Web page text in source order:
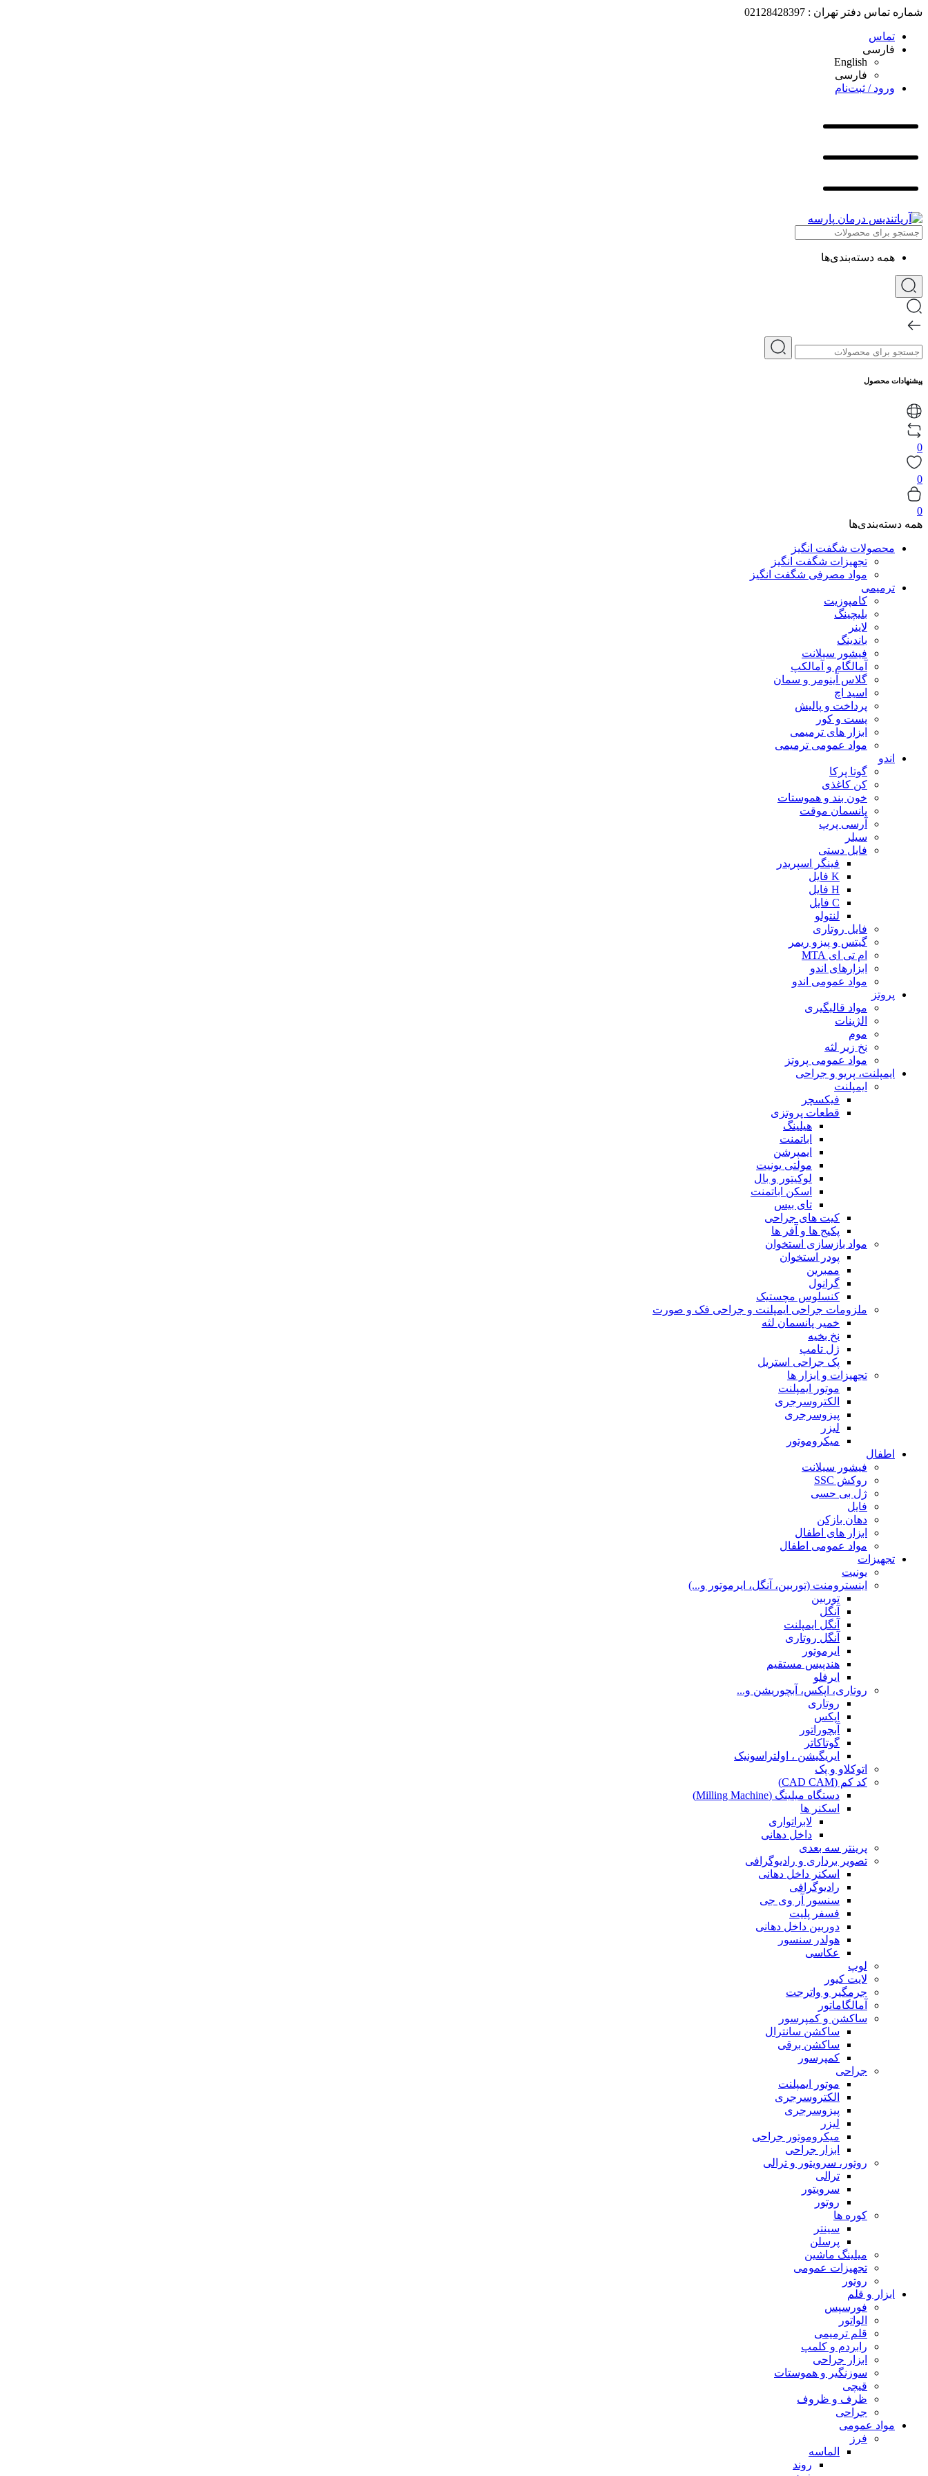
شماره تماس دفتر تهران : 02128428397
تماس
فارسی
English
فارسی
ورود / ثبت‌نام
همه دسته‌بندی‌ها
پیشنهادات محصول
0
0
0
همه دسته‌بندی‌ها
محصولات شگفت انگیز
تجهیزات شگفت انگیز
مواد مصرفی شگفت انگیز
ترمیمی
کامپوزیت
بلیچینگ
لاینر
باندینگ
فیشور سیلانت
آمالگام و آمالکپ
گلاس آینومر و سمان
اسید اچ
پرداخت و پالیش
پست و کور
ابزار های ترمیمی
مواد عمومی ترمیمی
اندو
گوتا پرکا
کن کاغذی
خون بند و هموستات
پانسمان موقت
آرسی پرپ
سیلر
فایل دستی
فینگر اسپریدر
K فایل
H فایل
C فایل
لنتولو
فایل روتاری
گیتس و پیزو ریمر
ام تی ای MTA
ابزارهای اندو
مواد عمومی اندو
پروتز
مواد قالبگیری
الژینات
موم
نخ زیر لثه
مواد عمومی پروتز
ایمپلنت، پریو و جراحی
ایمپلنت
فیکسچر
قطعات پروتزی
هیلینگ
اباتمنت
ایمپرشن
مولتی یونیت
لوکیتور و بال
اسکن اباتمنت
تای بیس
کیت های جراحی
پکیج ها و آفر ها
مواد بازسازی استخوان
پودر استخوان
ممبرین
گرانول
کنسلوس مچستیک
ملزومات جراحی ایمپلنت و جراحی فک و صورت
خمیر پانسمان لثه
نخ بخیه
ژل تامپ
پک جراحی استریل
تجهیزات و ابزار ها
موتور ایمپلنت
الکتروسرجری
پیزوسرجری
لیزر
میکروموتور
اطفال
فیشور سیلانت
روکش SSC
ژل بی حسی
فایل
دهان بازکن
ابزار های اطفال
مواد عمومی اطفال
تجهیزات
یونیت
اینسترومنت (توربین، آنگل، ایرموتور و...)
توربین
آنگل
آنگل ایمپلنت
آنگل روتاری
ایرموتور
هندپیس مستقیم
ایرفلو
روتاری، اپکس، آبچوریشن و...
روتاری
اپکس
آبچوراتور
گوتاکاتر
ایریگیشن ، اولتراسونیک
اتوکلاو و پک
کد کم (CAD CAM)
دستگاه میلینگ (Milling Machine)
اسکنر ها
لابراتواری
داخل دهانی
پرینتر سه بعدی
تصویر برداری و رادیوگرافی
اسکنر داخل دهانی
رادیوگرافی
سنسور آر وی جی
فسفر پلیت
دوربین داخل دهانی
هولدر سنسور
عکاسی
لوپ
لایت کیور
جرمگیر و واترجت
آمالگاماتور
ساکشن و کمپرسور
ساکشن سانترال
ساکشن برقی
کمپرسور
جراحی
موتور ایمپلنت
الکتروسرجری
پیزوسرجری
لیزر
میکروموتور جراحی
ابزار جراحی
روتور، سرویتور و ترالی
ترالی
سرویتور
روتور
کوره ها
سینتر
پرسلن
میلینگ ماشین
تجهیزات عمومی
روتور
ابزار و قلم
فورسپس
الواتور
قلم ترمیمی
رابردم و کلمپ
ابزار جراحی
سوزنگیر و هموستات
قیچی
ظرف و ظروف
جراحی
مواد عمومی
فرز
الماسه
روند